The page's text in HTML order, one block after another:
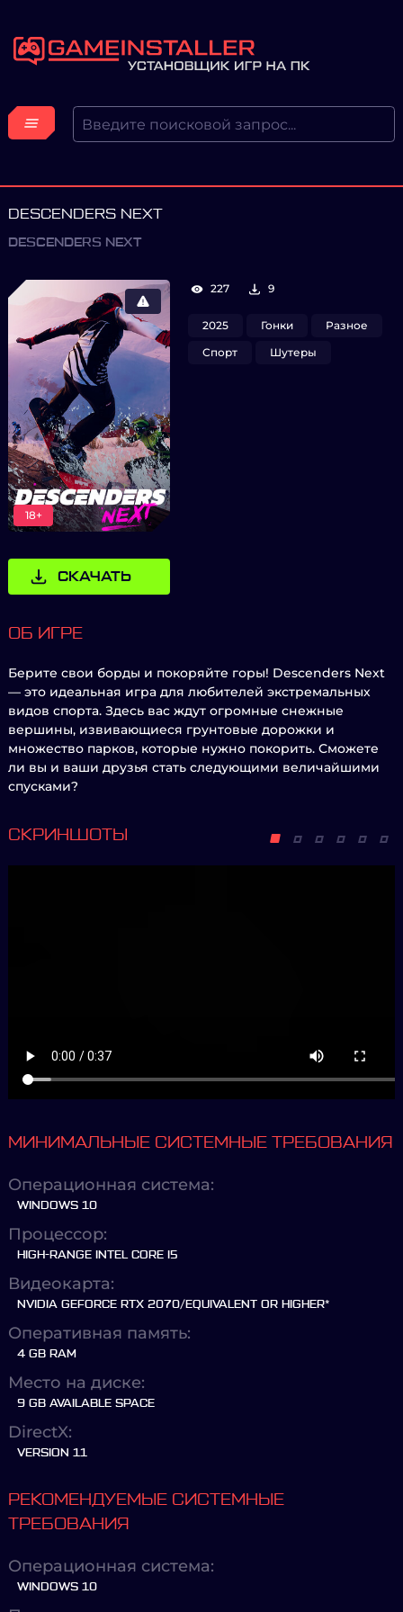
DESCENDERS NEXT
DESCENDERS NEXT
18+
СКАЧАТЬ
227 9
2025 Гонки
Разное
Спорт
Шутеры
ОБ ИГРЕ
Берите свои борды и покоряйте горы! Descenders Next
— это идеальная игра для любителей экстремальных
видов спорта. Здесь вас ждут огромные снежные
вершины, извивающиеся грунтовые дорожки и
множество парков, которые нужно покорить. Сможете
ли вы и ваши друзья стать следующими величайшими
спусками?
СКРИНШОТЫ
МИНИМАЛЬНЫЕ СИСТЕМНЫЕ ТРЕБОВАНИЯ
Операционная система:
WINDOWS 10
Процессор:
HIGH-RANGE INTEL CORE I5
Видеокарта:
NVIDIA GEFORCE RTX 2070/EQUIVALENT OR HIGHER*
Оперативная память:
4 GB RAM
Место на диске:
9 GB AVAILABLE SPACE
DirectX:
VERSION 11
РЕКОМЕНДУЕМЫЕ СИСТЕМНЫЕ
ТРЕБОВАНИЯ
Операционная система:
WINDOWS 10